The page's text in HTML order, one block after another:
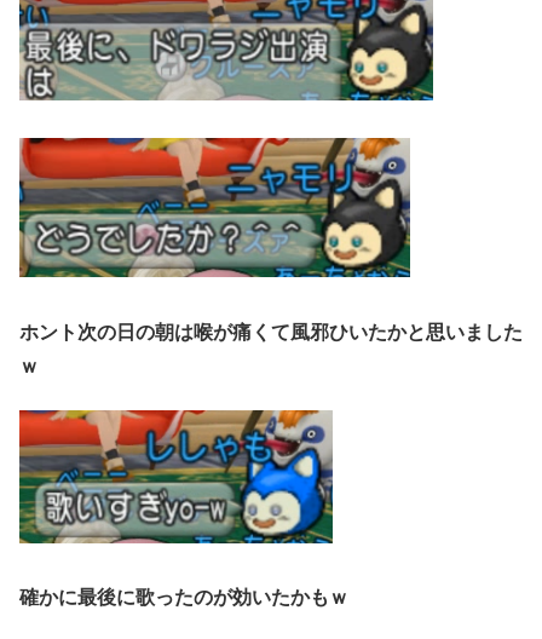
ホント次の日の朝は喉が痛くて風邪ひいたかと思いました
ｗ
確かに最後に歌ったのが効いたかもｗ